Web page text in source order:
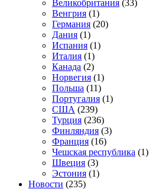
Великобритания (33)
Венгрия (1)
Германия (20)
Дания (1)
Испания (1)
Италия (1)
Канада (2)
Норвегия (1)
Польша (11)
Португалия (1)
США (239)
Турция (236)
Финляндия (3)
Франция (16)
Чешская республика (1)
Швеция (3)
Эстония (1)
Новости (235)